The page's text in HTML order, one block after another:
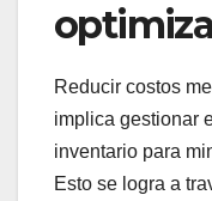
Reducir costos
implica gestionar
inventario para
Esto se logra a